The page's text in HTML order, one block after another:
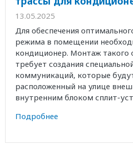
13.05.2025
Для обеспечения
режима в помещении
кондиционер. Монтаж такого
требует создания
коммуникаций, которые
расположенный на улице
внутренним блоком сплит-
Подробнее